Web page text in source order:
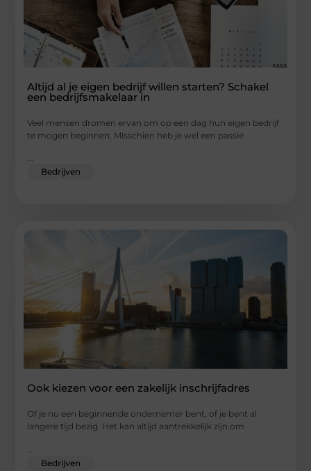
Altijd al je eigen bedrijf willen starten? Schakel
een bedrijfsmakelaar in
Veel mensen dromen ervan om op een dag hun eigen bedrijf
te mogen beginnen. Misschien heb je wel een passie
...
Bedrijven
Ook kiezen voor een zakelijk inschrijfadres
Of je nu een beginnende ondernemer bent, of je bent al
langere tijd bezig. Het kan altijd aantrekkelijk zijn om
Bedrijven